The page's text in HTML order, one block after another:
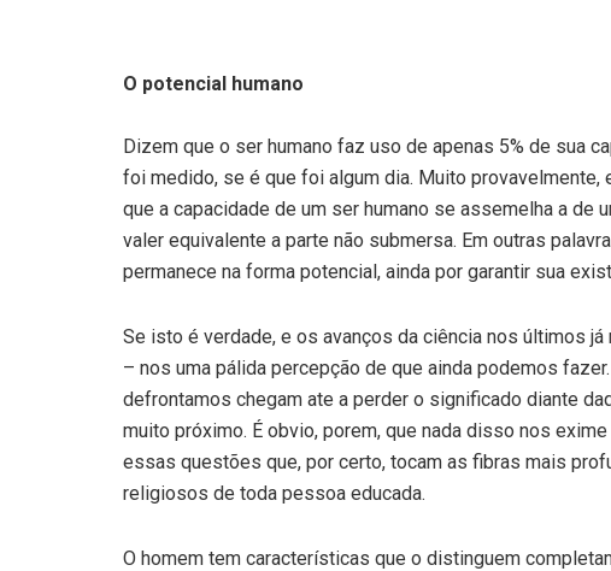
O potencial humano
Dizem que o ser humano faz uso de apenas 5% de sua
foi medido, se é que foi algum dia. Muito provavelmente,
que a capacidade de um ser humano se assemelha a de
valer equivalente a parte não submersa. Em outras
permanece na forma potencial, ainda por garantir sua
Se isto é verdade, e os avanços da ciência nos últimos
– nos uma pálida percepção de que ainda podemos
defrontamos chegam ate a perder o significado diante
muito próximo. É obvio, porem, que nada disso nos
essas questões que, por certo, tocam as fibras mais
religiosos de toda pessoa educada.
O homem tem características que o distinguem